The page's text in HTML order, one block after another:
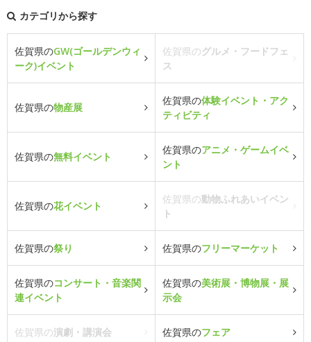
カテゴリから探す
佐賀県のGW(ゴールデンウィ
ーク)イベント
佐賀県のグルメ・フードフェ
ス
佐賀県の物産展
佐賀県の体験イベント・アク
ティビティ
佐賀県の無料イベント
佐賀県のアニメ・ゲームイベ
ント
佐賀県の花イベント
佐賀県の動物ふれあいイベン
ト
佐賀県の祭り 佐賀県のフリーマーケット
佐賀県のコンサート・音楽関
連イベント
佐賀県の美術展・博物展・展
示会
佐賀県の演劇・講演会 佐賀県のフェア